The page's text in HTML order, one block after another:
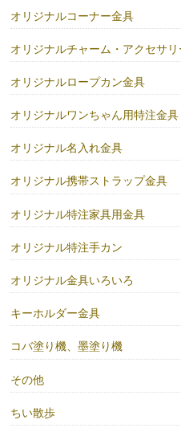
オリジナルコーナー金具
オリジナルチャーム・アクセサ
オリジナルロープカン金具
オリジナルワンちゃん用特注金具
オリジナル名入れ金具
オリジナル携帯ストラップ金具
オリジナル特注家具用金具
オリジナル特注手カン
オリジナル金具いろいろ
キーホルダー金具
コバ塗り機、墨塗り機
その他
ちい散歩